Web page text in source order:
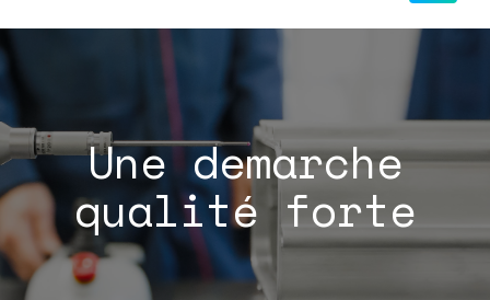
Une demarche
qualité forte